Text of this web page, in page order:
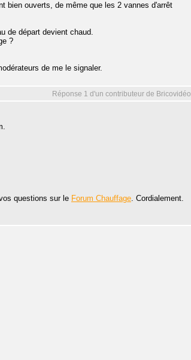
bien ouverts, de même que les 2 vannes d'arrêt
de départ devient chaud.
?
de me le signaler.
Réponse 1 d'un contributeur de Bricovidéo
questions sur le Forum Chauffage. Cordialement.